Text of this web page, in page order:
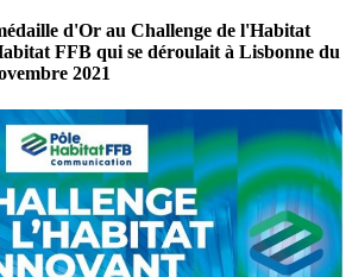
d'Or au Challenge de l'Habitat
FFB qui se déroulait à Lisbonne du
2021